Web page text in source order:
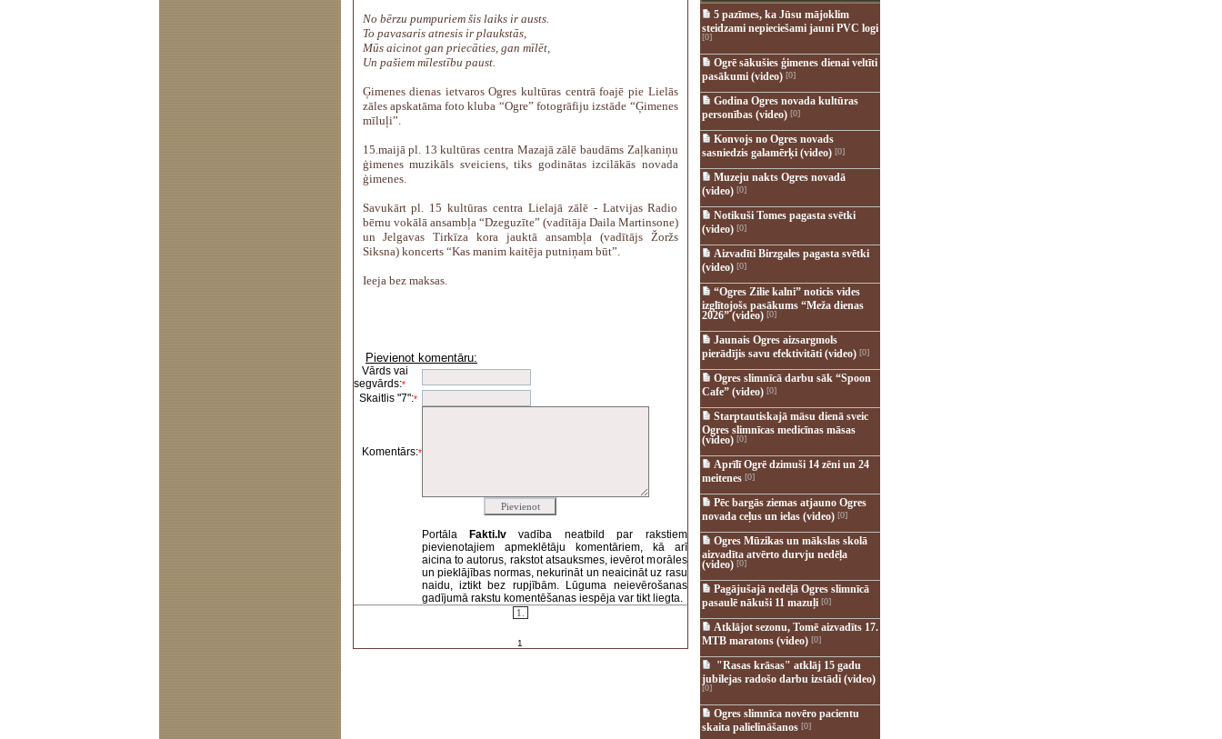
No bērzu pumpuriem šis laiks ir austs.
To pavasaris atnesis ir plaukstās,
Mūs aicinot gan priecāties, gan mīlēt,
Un pašiem mīlestību paust.
Ģimenes dienas ietvaros Ogres kultūras centrā foajē pie Lielās
zāles apskatāma foto kluba “Ogre” fotogrāfiju izstāde “Ģimenes
mīluļi”.
15.maijā pl. 13 kultūras centra Mazajā zālē baudāms Zaļkaniņu
ģimenes muzikāls sveiciens, tiks godinātas izcilākās novada
ģimenes.
Savukārt pl. 15 kultūras centra Lielajā zālē - Latvijas Radio
bērnu vokālā ansambļa “Dzeguzīte” (vadītāja Daila Martinsone)
un Jelgavas Tirkīza kora jauktā ansambļa (vadītājs Žoržs
Siksna) koncerts “Kas manim kaitēja putniņam būt”.
Ieeja bez maksas.
Pievienot komentāru:
Vārds vai
segvārds:*
Skaitlis "7":*
Komentārs:*
Portāla Fakti.lvvadība neatbild par rakstiem
pievienotajiem apmeklētāju komentāriem, kā arī
aicina to autorus, rakstot atsauksmes, ievērot morāles
un pieklājības normas, nekurināt un neaicināt uz rasu
naidu, iztikt bez rupjībām. Lūguma neievērošanas
gadījumā rakstu komentēšanas iespēja var tikt liegta.
1.
1
5 pazīmes, ka Jūsu mājoklim
steidzami nepieciešami jauni PVC logi
[0]
Ogrē sākušies ģimenes dienai veltīti
pasākumi (video)[0]
Godina Ogres novada kultūras
personības (video)[0]
Konvojs no Ogres novads
sasniedzis galamērķi (video)[0]
Muzeju nakts Ogres novadā
(video)[0]
Notikuši Tomes pagasta svētki
(video)[0]
Aizvadīti Birzgales pagasta svētki
(video)[0]
“Ogres Zilie kalni” noticis vides
izglītojošs pasākums “Meža dienas
2026” (video)[0]
Jaunais Ogres aizsargmols
pierādījis savu efektivitāti (video)[0]
Ogres slimnīcā darbu sāk “Spoon
Cafe” (video)[0]
Starptautiskajā māsu dienā sveic
Ogres slimnīcas medicīnas māsas
(video)[0]
Aprīlī Ogrē dzimuši 14 zēni un 24
meitenes [0]
Pēc bargās ziemas atjauno Ogres
novada ceļus un ielas (video)[0]
Ogres Mūzikas un mākslas skolā
aizvadīta atvērto durvju nedēļa
(video)[0]
Pagājušajā nedēļā Ogres slimnīcā
pasaulē nākuši 11 mazuļi[0]
Atklājot sezonu, Tomē aizvadīts 17.
MTB maratons (video)[0]
"Rasas krāsas" atklāj 15 gadu
jubilejas radošo darbu izstādi (video)
[0]
Ogres slimnīca novēro pacientu
skaita palielināšanos [0]